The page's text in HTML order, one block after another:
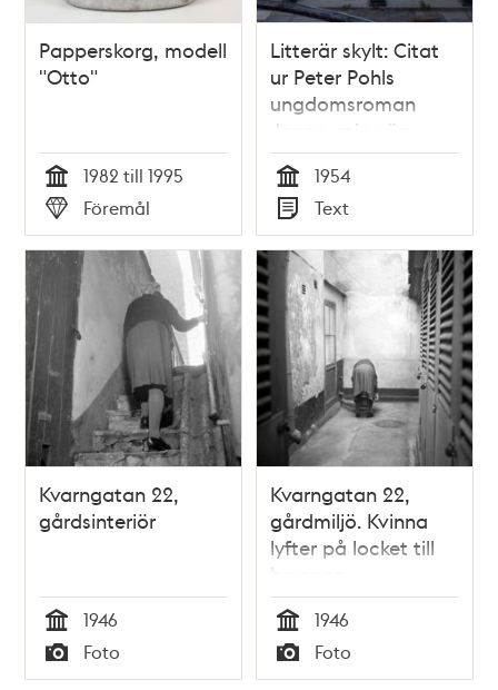
Papperskorg, modell
"Otto"
Tid
1982 till 1995
Typ
Föremål
Litterär skylt: Citat
ur Peter Pohls
ungdomsroman
Janne, min vän
Tid
1954
Typ
Text
Kvarngatan 22,
gårdsinteriör
Tid
1946
Typ
Foto
Kvarngatan 22,
gårdmiljö. Kvinna
lyfter på locket till
brunnen
Tid
1946
Typ
Foto